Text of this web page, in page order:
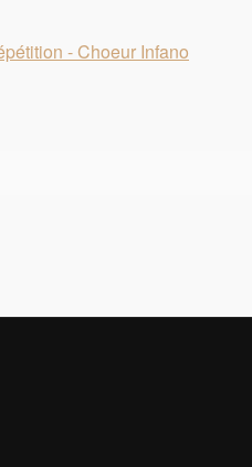
- Choeur Infano